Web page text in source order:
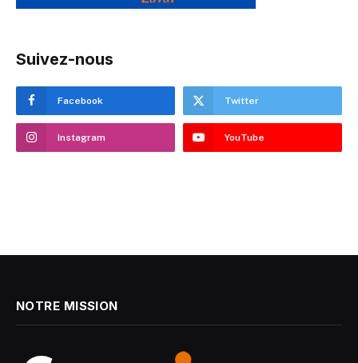
Suivez-nous
Facebook Twitter
Instagram YouTube
NOTRE MISSION